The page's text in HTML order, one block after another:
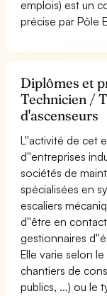
emplois) est un
précise par Pôle
Diplômes et
Technicien /
d'ascenseurs
L''activité de cet
d''entreprises
sociétés de
spécialisées en
escaliers
d''être en
gestionnaires
Elle varie selon
chantiers de
publics, ...) ou le